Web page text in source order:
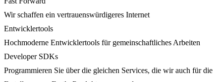
Wir schaffen ein vertrauenswürdigeres Internet
Entwicklertools
Hochmoderne Entwicklertools für gemeinschaftliches Arbeiten
Developer SDKs
Programmieren Sie über die gleichen Services, die wir auch für die